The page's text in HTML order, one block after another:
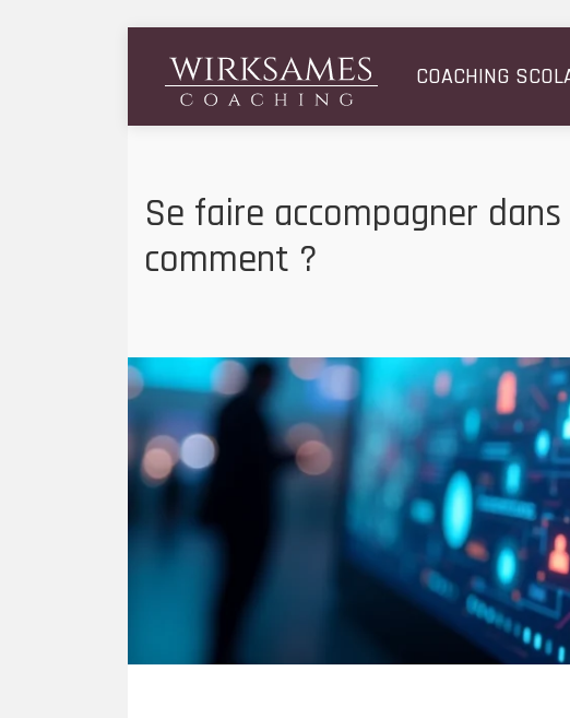
COACHING
Se faire accompagner
comment ?